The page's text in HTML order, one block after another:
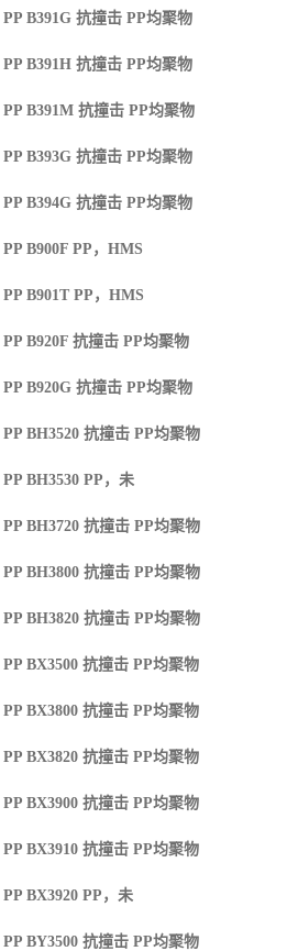
B391G 抗撞击 PP均聚物
B391H 抗撞击 PP均聚物
B391M 抗撞击 PP均聚物
B393G 抗撞击 PP均聚物
B394G 抗撞击 PP均聚物
B900F PP ， HMS
B901T PP ， HMS
B920F 抗撞击 PP均聚物
B920G 抗撞击 PP均聚物
BH3520 抗撞击 PP均聚物
BH3530 PP ，未
BH3720 抗撞击 PP均聚物
BH3800 抗撞击 PP均聚物
BH3820 抗撞击 PP均聚物
BX3500 抗撞击 PP均聚物
BX3800 抗撞击 PP均聚物
BX3820 抗撞击 PP均聚物
BX3900 抗撞击 PP均聚物
BX3910 抗撞击 PP均聚物
BX3920 PP ，未
BY3500 抗撞击 PP均聚物